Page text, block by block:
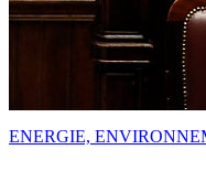
ENERGIE,